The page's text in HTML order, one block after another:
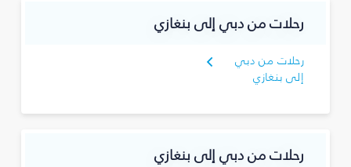
رحلات من دبي إلى بنغازي
رحلات من دبي
إلى بنغازي
رحلات من دبي إلى بنغازي